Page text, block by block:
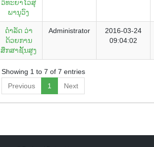
ວິທະຍາໄວສຸ
ພານຸວົງ
ດຳລັດ ວ່າ
ດ້ວຍການ
ສຶກສາຊັ້ນສູງ
Administrator
2016-03-24
09:04:02
Showing 1 to 7 of 7 entries
Previous
1 Next